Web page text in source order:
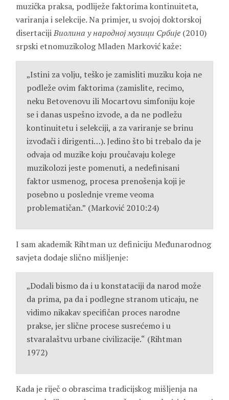
muzička praksa, podliježe faktorima kontinuiteta,
variranja i selekcije. Na primjer, u svojoj doktorskoj
disertacijiВиолина у народној музици Србије (2010)
srpski etnomuzikolog Mladen Marković kaže:
„Istini za volju, teško je zamisliti muziku koja ne
podleže ovim faktorima (zamislite, recimo,
neku Betovenovu ili Mocartovu simfoniju koje
se i danas uspešno izvode, a da ne podležu
kontinuitetu i selekciji, a za variranje se brinu
izvođači i dirigenti…). Jedino što bi trebalo da je
odvaja od muzike koju proučavaju kolege
muzikolozi jeste pomenuti, a nedefinisani
faktor usmenog, procesa prenošenja koji je
posebno u poslednje vreme veoma
problematičan.” (Marković 2010:24)
I sam akademik Rihtman uz definiciju Međunarodnog
savjeta dodaje slično mišljenje:
„Dodali bismo da i u konstataciji da narod može
da prima, pa da i podlegne stranom uticaju, ne
vidimo nikakav specifičan proces narodne
prakse, jer slične procese susrećemo i u
stvaralaštvu urbane civilizacije.“ (Rihtman
1972)
Kada je riječ o obrascima tradicijskog mišljenja na